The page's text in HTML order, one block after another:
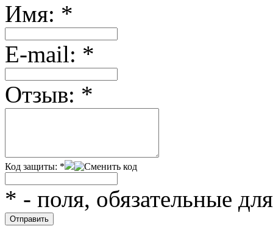
Имя: *
Е-mail: *
Отзыв: *
Код защиты: *
* - поля, обязательные